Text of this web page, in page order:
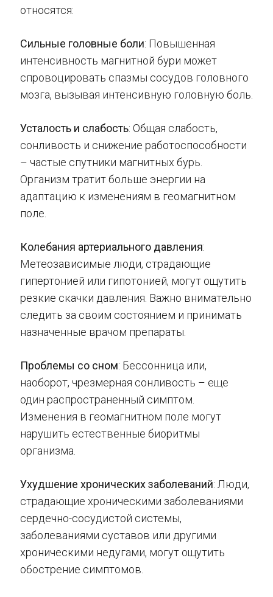
относятся:
Сильные головные боли: Повышенная
интенсивность магнитной бури может
спровоцировать спазмы сосудов головного
мозга, вызывая интенсивную головную боль.
Усталость и слабость: Общая слабость,
сонливость и снижение работоспособности
– частые спутники магнитных бурь.
Организм тратит больше энергии на
адаптацию к изменениям в геомагнитном
поле.
Колебания артериального давления:
Метеозависимые люди, страдающие
гипертонией или гипотонией, могут ощутить
резкие скачки давления. Важно внимательно
следить за своим состоянием и принимать
назначенные врачом препараты.
Проблемы со сном: Бессонница или,
наоборот, чрезмерная сонливость – еще
один распространенный симптом.
Изменения в геомагнитном поле могут
нарушить естественные биоритмы
организма.
Ухудшение хронических заболеваний: Люди,
страдающие хроническими заболеваниями
сердечно-сосудистой системы,
заболеваниями суставов или другими
хроническими недугами, могут ощутить
обострение симптомов.